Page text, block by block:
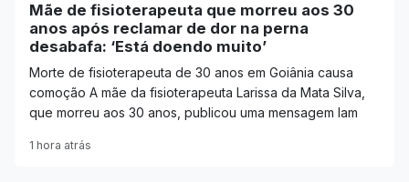
Mãe de fisioterapeuta que morreu aos 30
anos após reclamar de dor na perna
desabafa: ‘Está doendo muito’
Morte de fisioterapeuta de 30 anos em Goiânia causa
comoção A mãe da fisioterapeuta Larissa da Mata Silva,
que morreu aos 30 anos, publicou uma mensagem lam
1 hora atrás